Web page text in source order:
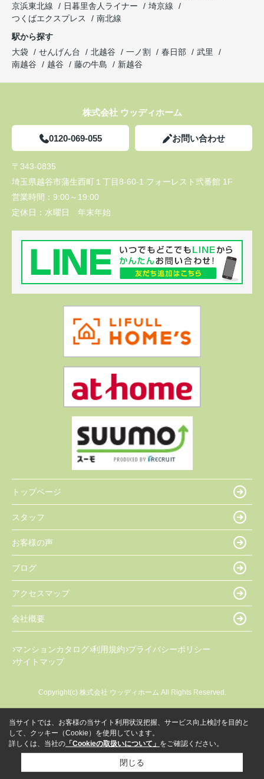
京浜東北線
日暮里舎人ライナー
埼京線
つくばエクスプレス
南北線
駅から探す
大袋
せんげん台 北越谷 一ノ割 春日部
武里
南越谷
越谷 藤の牛島 新越谷
株式会社 ウッディホーム
0120-069-055 お問い合わせ
〒343-0835
埼玉県越谷市蒲生西町１丁目8-60-1 フォーレスト弐番館 1F
営業時間： 9:00～19:00
定休日： 水曜日 年末年始
トップページ
スタッフ
お客様の声
ブログ
アクセスマップ
会社概要
マンションカタログ 利用規約 プライバシーポリシー
サイトマップ
Copyright(c) 株式会社 ウッディホーム All Rights Reserved.
当サイトでは、お客様の当サイト利用状況把握、サービス向上検討を目的と
して、クッキー（Cookie）を使用しています。
詳しくは、当社の 「Cookieの取扱いについて」 をご確認ください。
閉じる